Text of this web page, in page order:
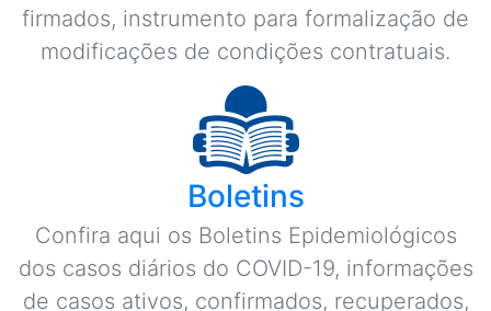
firmados, instrumento para formalização de
modificações de condições contratuais.
Boletins
Confira aqui os Boletins Epidemiológicos
dos casos diários do COVID-19, informações
de casos ativos, confirmados, recuperados,